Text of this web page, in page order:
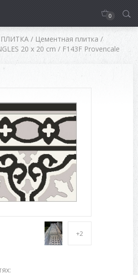
0
ПЛИТКА / Цементная плитка /
20 x 20 cm / F143F Provencale
+2